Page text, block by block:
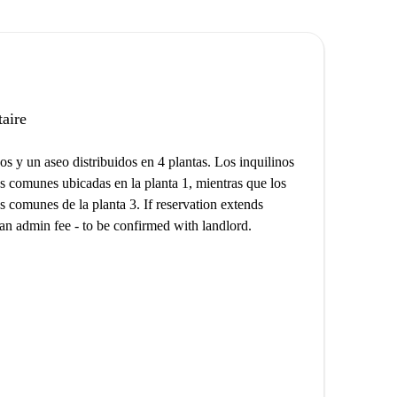
y un aseo distribuidos en 4 plantas. Los inquilinos
ubicadas en la planta 1, mientras que los
comunes de la planta 3. If reservation extends
admin fee - to be confirmed with landlord.